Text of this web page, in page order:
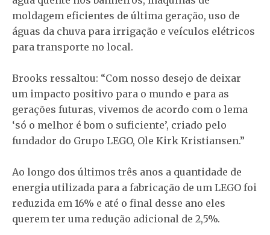
moldagem eficientes de última geração, uso de
águas da chuva para irrigação e veículos elétricos
para transporte no local.
Brooks ressaltou: “Com nosso desejo de deixar
um impacto positivo para o mundo e para as
gerações futuras, vivemos de acordo com o lema
‘só o melhor é bom o suficiente’, criado pelo
fundador do Grupo LEGO, Ole Kirk Kristiansen.”
Ao longo dos últimos três anos a quantidade de
energia utilizada para a fabricação de um LEGO foi
reduzida em 16% e até o final desse ano eles
querem ter uma redução adicional de 2,5%.